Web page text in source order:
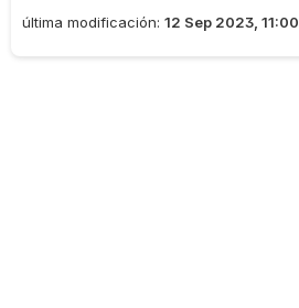
última modificación: 12 Sep 2023, 11:00